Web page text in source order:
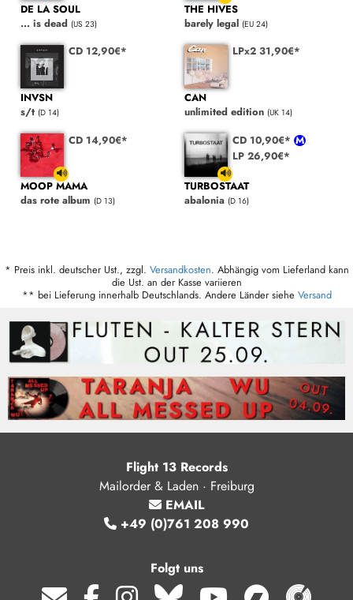
DE LA SOUL
... is dead (US 23)
THE HIVES
barely legal (EU 24)
CD 12,90€*
INVSN
s/t (D 14)
LPx2 31,90€*
CAN
unlimited edition (UK 14)
CD 14,90€*
MOOP MAMA
das rote album (D 13)
CD 10,90€*
LP 26,90€*
TURBOSTAAT
abalonia (D 16)
* Preis inkl. deutscher Ust., zzgl. Versandkosten. Abhängig vom Lieferland kann
die Ust. an der Kasse variieren
** bei Lieferung innerhalb Deutschlands. Andere Länder siehe Versand
Flight 13 Records
Mailorder & Laden · Freiburg
EMAIL
+49 (0)761 208 990
Folgt uns